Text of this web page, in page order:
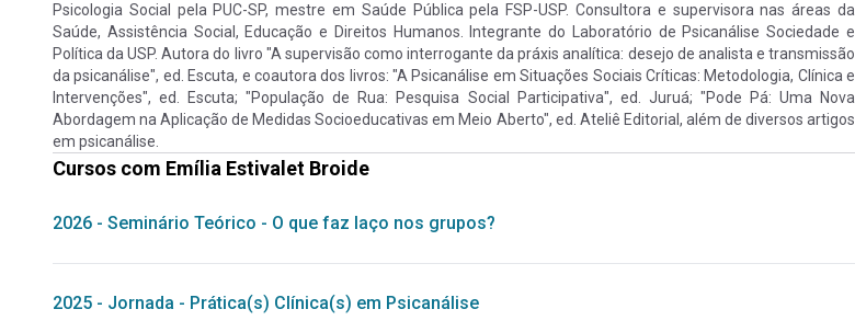
Psicologia Social pela PUC-SP, mestre em Saúde Pública pela FSP-USP. Consultora e supervisora nas áreas da
Saúde, Assistência Social, Educação e Direitos Humanos. Integrante do Laboratório de Psicanálise Sociedade e
Política da USP. Autora do livro "A supervisão como interrogante da práxis analítica: desejo de analista e transmissão
da psicanálise", ed. Escuta, e coautora dos livros: "A Psicanálise em Situações Sociais Críticas: Metodologia, Clínica e
Intervenções", ed. Escuta; "População de Rua: Pesquisa Social Participativa", ed. Juruá; "Pode Pá: Uma Nova
Abordagem na Aplicação de Medidas Socioeducativas em Meio Aberto", ed. Ateliê Editorial, além de diversos artigos
em psicanálise.
Cursos com Emília Estivalet Broide
2026 - Seminário Teórico - O que faz laço nos grupos?
2025 - Jornada - Prática(s) Clínica(s) em Psicanálise